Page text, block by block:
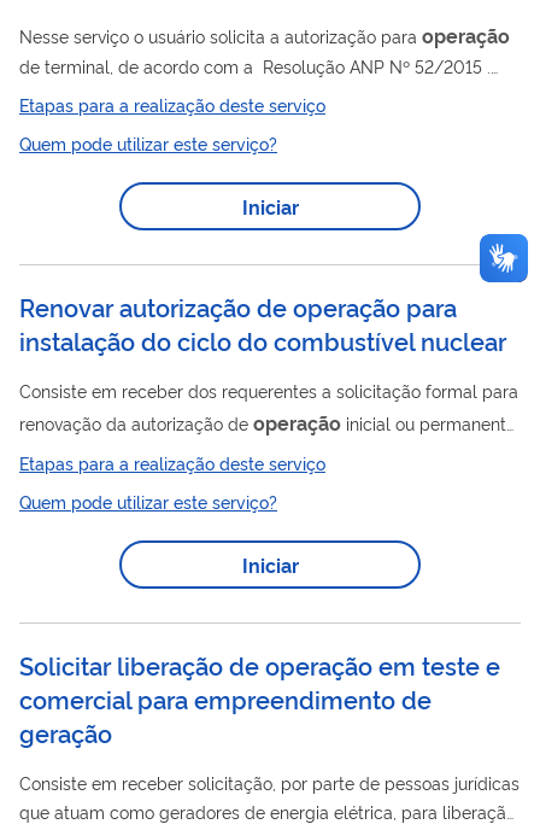
Nesse serviço o usuário solicita a autorização para operação
de terminal, de acordo com a Resolução ANP Nº 52/2015 .
Para utilizar esse serviço você deve ter um cadastro como
usuário externo do SEI-ANP. Para mais informações acesse o
serviço " Solicitar cadastro como usuário externo no SEI-ANP ".
Etapas para a realização deste serviço
Quem pode utilizar este serviço?
Iniciar
Renovar autorização de operação para
instalação do ciclo do combustível nuclear
Consiste em receber dos requerentes a solicitação formal para
renovação da autorização de operação inicial ou permanente
para instalação do ciclo do combustível nuclear, proceder as
necessárias avaliações de segurança e radioproteção,
encaminhar os resultado aos níveis hierárquicos superiores da
CNEN, para, se aprovado, publicação do ato administrativo no
DOU. Este serviço abrange renovação da autorização de
conversão, enriquecimento,...
Etapas para a realização deste serviço
Quem pode utilizar este serviço?
Iniciar
Solicitar liberação de operação em teste e
comercial para empreendimento de
geração
Consiste em receber solicitação, por parte de pessoas jurídicas
que atuam como geradores de energia elétrica, para liberação